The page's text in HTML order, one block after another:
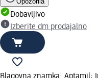
Dobavljivo
Izberite dm prodajalno
Blagovna znamka: Aptamil;